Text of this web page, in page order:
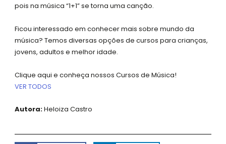
pois na música “1+1” se torna uma canção.
Ficou interessado em conhecer mais sobre mundo da
música? Temos diversas opções de cursos para crianças,
jovens, adultos e melhor idade.
Clique aqui e conheça nossos Cursos de Música!
VER TODOS
Autora:Heloiza Castro